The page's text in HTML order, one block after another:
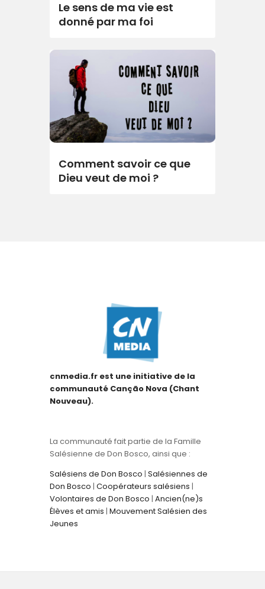
Le sens de ma vie est
donné par ma foi
Comment savoir ce que
Dieu veut de moi ?
cnmedia.fr est une initiative de la
communauté Canção Nova (Chant
Nouveau).
La communauté fait partie de la Famille
Salésienne de Don Bosco, ainsi que :
Salésiens de Don Bosco | Salésiennes de
Don Bosco | Coopérateurs salésiens |
Volontaires de Don Bosco | Ancien(ne)s
Élèves et amis | Mouvement Salésien des
Jeunes